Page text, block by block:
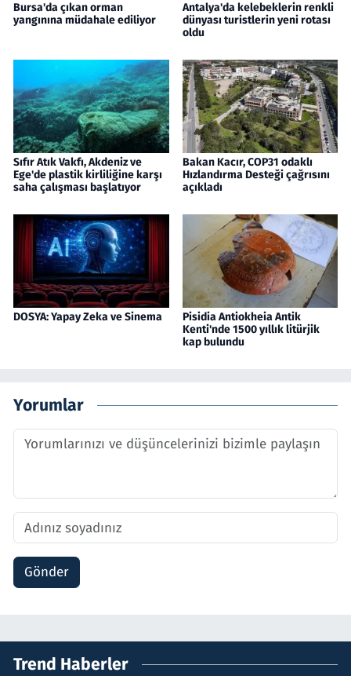
Bursa'da çıkan orman
yangınına müdahale ediliyor
Antalya'da kelebeklerin renkli
dünyası turistlerin yeni rotası
oldu
Sıfır Atık Vakfı, Akdeniz ve
Ege'de plastik kirliliğine karşı
saha çalışması başlatıyor
Bakan Kacır, COP31 odaklı
Hızlandırma Desteği çağrısını
açıkladı
DOSYA: Yapay Zeka ve Sinema
Pisidia Antiokheia Antik
Kenti'nde 1500 yıllık litürjik
kap bulundu
Yorumlar
Gönder
Trend Haberler